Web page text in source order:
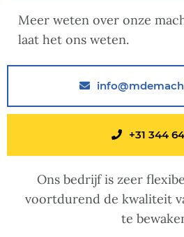
Meer weten over onze
laat het ons weten.
+31 344
Ons bedrijf is zeer
voortdurend de kwaliteit
te